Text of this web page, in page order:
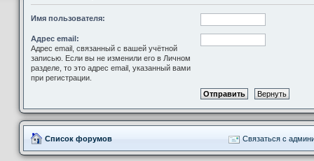
Имя пользователя:
Адрес email:
Адрес email, связанный с вашей учётной
записью. Если вы не изменили его в Личном
разделе, то это адрес email, указанный вами
при регистрации.
Список форумов Связаться с